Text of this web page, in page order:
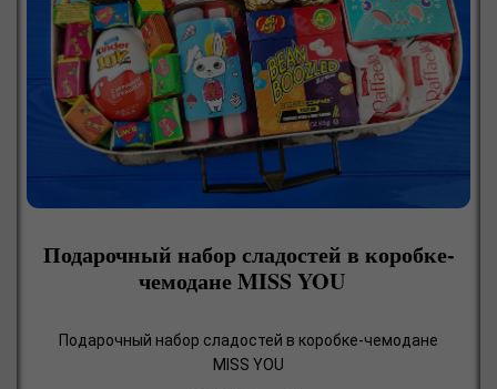
Подарочный набор сладостей в коробке-
чемодане MISS YOU
Подарочный набор сладостей в коробке-чемодане
MISS YOU